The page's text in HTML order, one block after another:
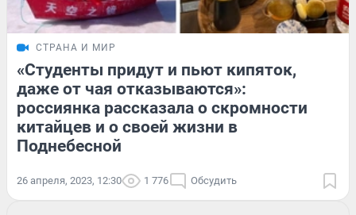
СТРАНА И МИР
«Студенты придут и пьют кипяток,
даже от чая отказываются»:
россиянка рассказала о скромности
китайцев и о своей жизни в
Поднебесной
26 апреля, 2023, 12:30 1 776 Обсудить